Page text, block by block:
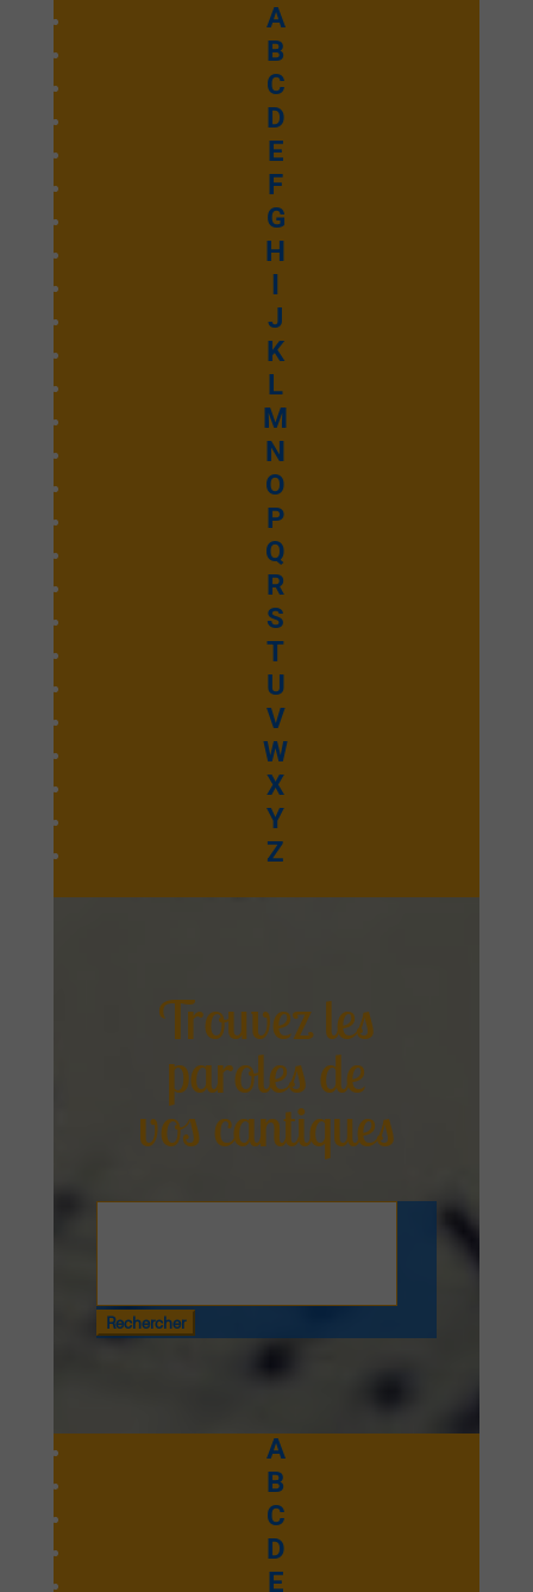
A
B
C
D
E
F
G
H
I
J
K
L
M
N
O
P
Q
R
S
T
U
V
W
X
Y
Z
Trouvez les
paroles de
vos cantiques
A
B
C
D
E